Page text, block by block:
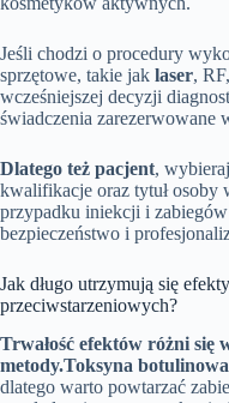
Jeśli chodzi o procedury
sprzętowe, takie jak laser,
wcześniejszej decyzji
świadczenia zarezerwowane
Dlatego też pacjent,
kwalifikacje oraz tytuł osoby
przypadku iniekcji i
bezpieczeństwo i
Jak długo utrzymują się
przeciwstarzeniowych?
Trwałość efektów różni się
metody.Toksyna botulinowa
dlatego warto powtarzać